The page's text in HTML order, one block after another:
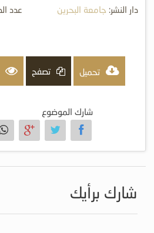
دار النشر: جامعة البحرين عدد
تحميل تصفح
شارك الموضوع
شارك برأيك